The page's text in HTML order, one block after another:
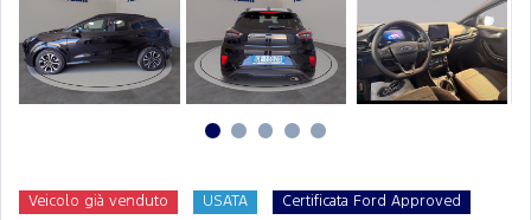
Veicolo già venduto USATA Certificata Ford Approved